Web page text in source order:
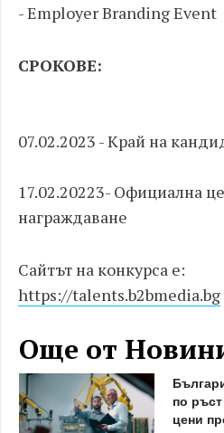
- Employer Branding Event
СРОКОВЕ:
07.02.2023 - Край на
17.02.20223- Официална
награждаване
Сайтът на конкурса е:
https://talents.b2bmedia.bg
Още от
по
цени